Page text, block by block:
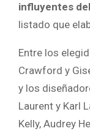
influyentes
listado que
Entre los
Crawford y
y los
Laurent y Karl
Kelly, Audrey